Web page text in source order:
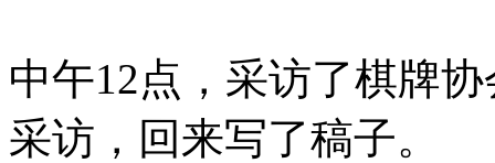
中午12点，采访了棋牌
采访，回来写了稿子。